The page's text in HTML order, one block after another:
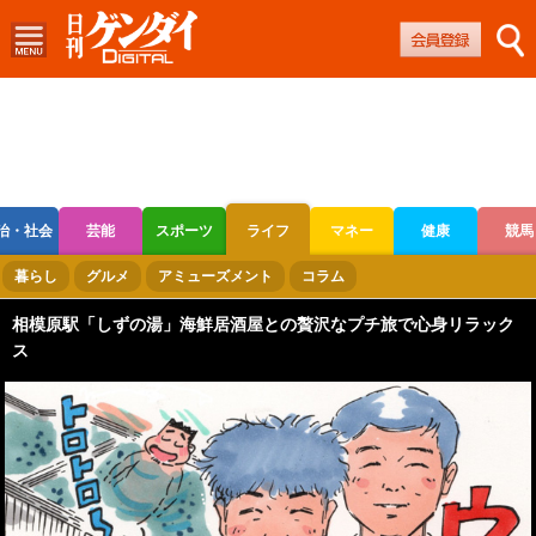
・社会 芸能 スポーツ ライフ マネー 健康 競馬
ボートレース 競輪 オートレース
暮らし グルメ アミューズメント コラム
相模原駅「しずの湯」海鮮居酒屋との贅沢なプチ旅で心身リラック
ス